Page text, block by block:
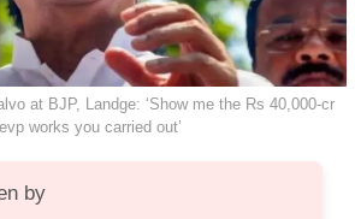
at BJP, Landge: ‘Show me the Rs 40,000-cr
works you carried out’
by